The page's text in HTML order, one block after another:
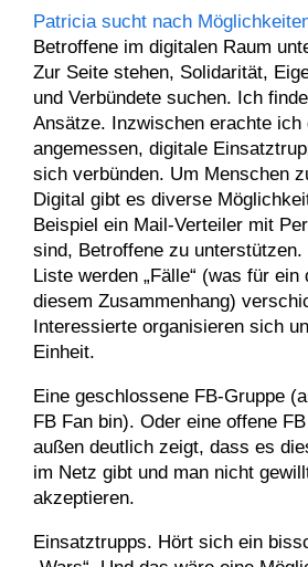
Patricia sucht nach
Betroffene im digitalen Raum
Zur Seite stehen, Solidarität,
und Verbündete suchen. Ich
Ansätze. Inzwischen erachte ich
angemessen, digitale
sich verbünden. Um Menschen
Digital gibt es diverse
Beispiel ein Mail-Verteiler mit
sind, Betroffene zu unterstützen.
Liste werden „Fälle“ (was für
diesem Zusammenhang)
Interessierte organisieren sich
Einheit.
Eine geschlossene FB-Gruppe
FB Fan bin). Oder eine offene
außen deutlich zeigt, dass es
im Netz gibt und man nicht
akzeptieren.
Einsatztrupps. Hört sich ein